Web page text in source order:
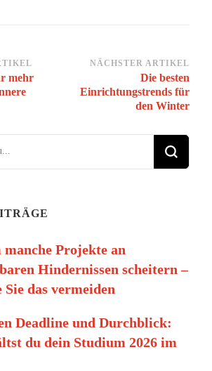
mehr
NÄCHSTER ARTIKEL
Die besten
Einrichtungstrends für
den Winter
Projekte an
Hindernissen scheitern –
Sie das vermeiden
Deadline und Durchblick:
du dein Studium 2026 im